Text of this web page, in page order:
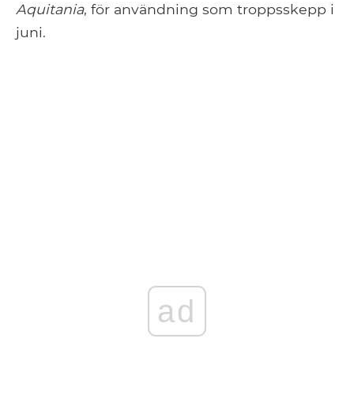
Aquitania, för användning som troppsskepp i
juni.
ad